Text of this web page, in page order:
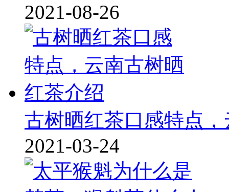
2021-08-26
古树晒红茶口感特点
2021-03-24